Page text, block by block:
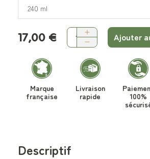
240 ml
17,00 € Ajouter
Marque
française
Livraison
rapide
100%
Descriptif